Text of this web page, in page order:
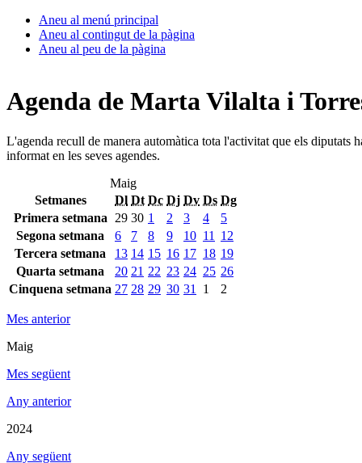
Aneu al menú principal
Aneu al contingut de la pàgina
Aneu al peu de la pàgina
Agenda de Marta Vilalta i
L'agenda recull de manera automàtica tota l'activitat que els diputats
informat en les seves agendes.
Maig
Setmanes
Dl Dt Dc Dj Dv Ds Dg
Primera setmana
29 30 1 2 3 4
5
Segona setmana
6 7 8 9 10 11
12
Tercera setmana
13 14 15 16 17 18 19
Quarta setmana
20 21 22 23 24 25 26
Cinquena setmana 27 28 29 30 31 1 2
Mes anterior
Maig
Mes següent
Any anterior
2024
Any següent